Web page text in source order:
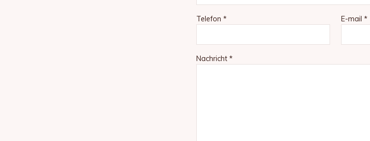
Telefon * E-mail *
Nachricht *